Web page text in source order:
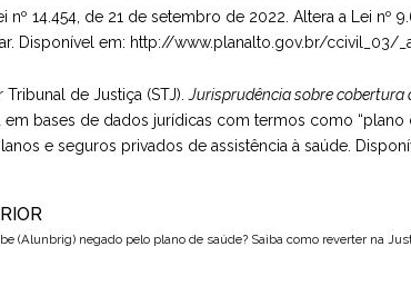
nº 14.454, de 21 de setembro de 2022. Altera a Lei
Disponível em: http://www.planalto.gov.br/ccivil_03/
Tribunal de Justiça (STJ).Jurisprudência sobre cobertura
em bases de dados jurídicas com termos como “plano
e seguros privados de assistência à saúde.
(Alunbrig) negado pelo plano de saúde? Saiba como reverter na